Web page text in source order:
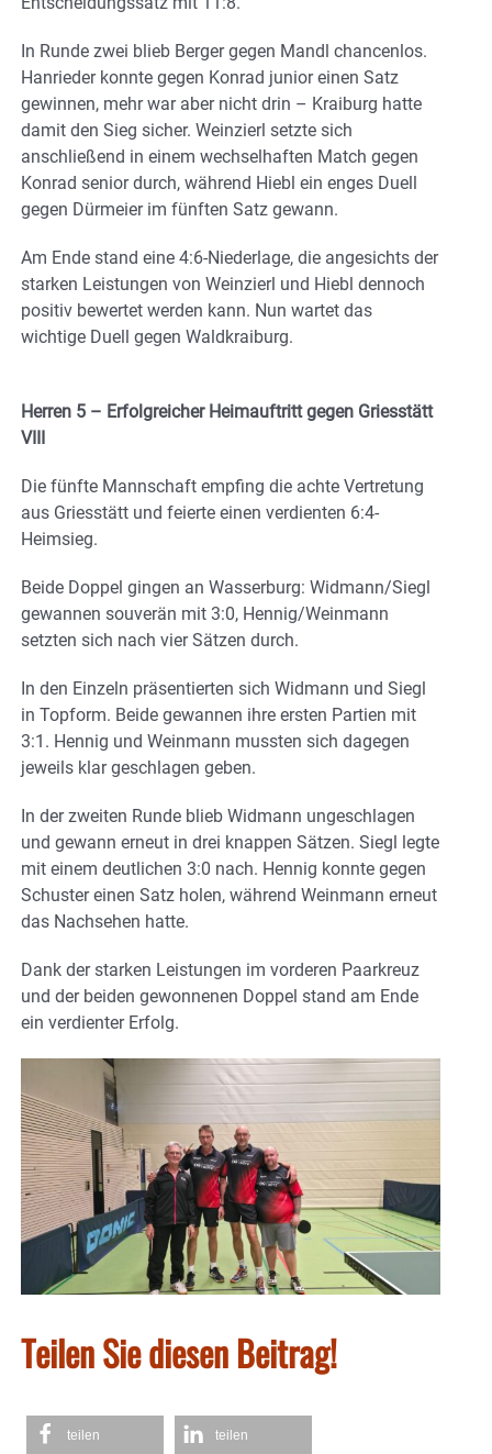
In Runde zwei blieb Berger gegen Mandl chancenlos.
Hanrieder konnte gegen Konrad junior einen Satz
gewinnen, mehr war aber nicht drin – Kraiburg hatte
damit den Sieg sicher. Weinzierl setzte sich
anschließend in einem wechselhaften Match gegen
Konrad senior durch, während Hiebl ein enges Duell
gegen Dürmeier im fünften Satz gewann.
Am Ende stand eine 4:6-Niederlage, die angesichts der
starken Leistungen von Weinzierl und Hiebl dennoch
positiv bewertet werden kann. Nun wartet das
wichtige Duell gegen Waldkraiburg.
Herren 5 – Erfolgreicher Heimauftritt gegen Griesstätt
VIII
Die fünfte Mannschaft empfing die achte Vertretung
aus Griesstätt und feierte einen verdienten 6:4-
Heimsieg.
Beide Doppel gingen an Wasserburg: Widmann/Siegl
gewannen souverän mit 3:0, Hennig/Weinmann
setzten sich nach vier Sätzen durch.
In den Einzeln präsentierten sich Widmann und Siegl
in Topform. Beide gewannen ihre ersten Partien mit
3:1. Hennig und Weinmann mussten sich dagegen
jeweils klar geschlagen geben.
In der zweiten Runde blieb Widmann ungeschlagen
und gewann erneut in drei knappen Sätzen. Siegl legte
mit einem deutlichen 3:0 nach. Hennig konnte gegen
Schuster einen Satz holen, während Weinmann erneut
das Nachsehen hatte.
Dank der starken Leistungen im vorderen Paarkreuz
und der beiden gewonnenen Doppel stand am Ende
ein verdienter Erfolg.
Teilen Sie diesen Beitrag!
teilen teilen